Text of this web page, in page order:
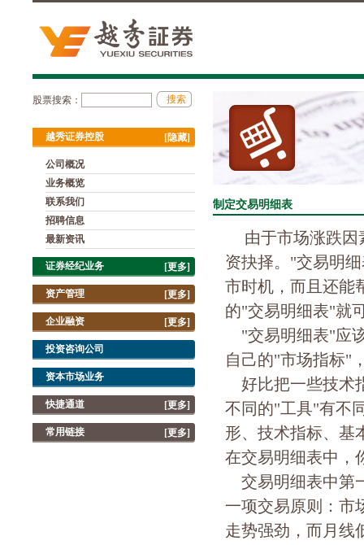
股票搜索：
[隐藏]
越秀证券控股
公司概况
业务概览
联系我们
招聘信息
最新资讯
[更多]
证券经纪业务
[更多]
资产管理
[更多]
企业融资
投资咨询公司
资本市场业务
[更多]
快捷通道
[更多]
常用链接
制定交易明细表
由于市场涨跌
资抉择。"交易明
市时机，而且还能
的"交易明细表"就
"交易明细表"应
自己的"市场指标"
好比把一些技术
不同的"工具"有不
形、技术指标、基
在交易明细表中，
交易明细表中第
一项交易原则：市
走势强劲，而月线